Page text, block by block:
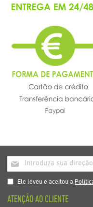
Inscrição
a
nosso
de
Ele leveu e aceitou a
ATENÇÃO AO CLIENTE